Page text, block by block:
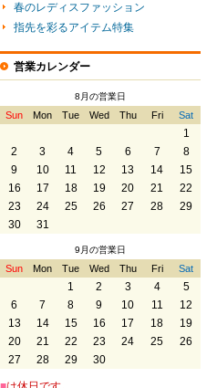
春のレディスファッション
指先を彩るアイテム特集
営業カレンダー
8月の営業日
Sun Mon Tue Wed Thu Fri Sat
1
2
3 4 5 6 7
8
9
10 11 12 13 14
15
16
17 18 19 20 21
22
23
24 25 26 27 28
29
30
31
9月の営業日
Sun Mon Tue Wed Thu Fri Sat
1 2 3 4
5
6
7 8 9 10 11
12
13
14 15 16 17 18
19
20
21 22 23 24 25
26
27
28 29 30